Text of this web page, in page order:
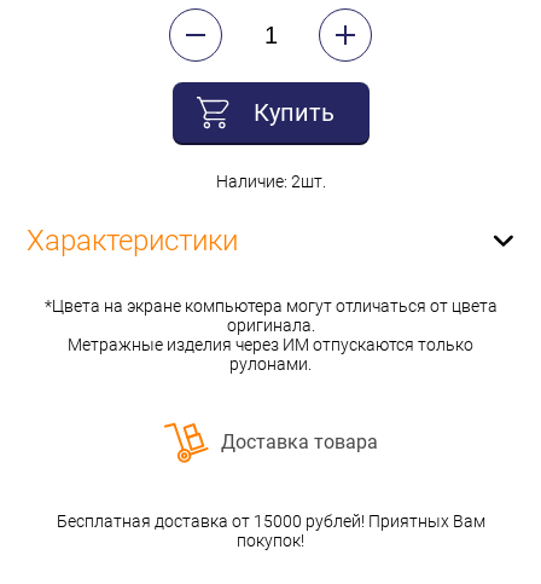
Купить
Наличие: 2шт.
Характеристики
*Цвета на экране компьютера могут отличаться от цвета
оригинала.
Метражные изделия через ИМ отпускаются только
рулонами.
Доставка товара
Бесплатная доставка от 15000 рублей! Приятных Вам
покупок!